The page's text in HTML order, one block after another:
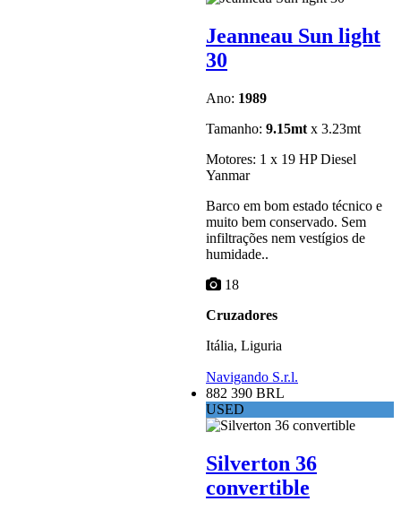
Jeanneau Sun light
30
Ano: 1989
Tamanho: 9.15mt x 3.23mt
Motores: 1 x 19 HP Diesel
Yanmar
Barco em bom estado técnico e
muito bem conservado. Sem
infiltrações nem vestígios de
humidade..
18
Cruzadores
Itália, Liguria
Navigando S.r.l.
882 390 BRL
USED
Silverton 36
convertible